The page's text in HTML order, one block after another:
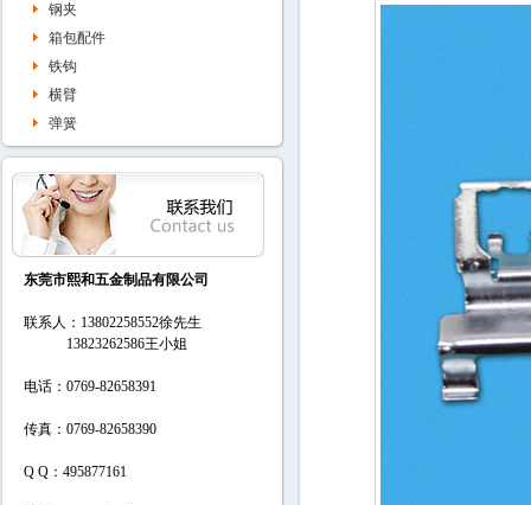
钢夹
箱包配件
铁钩
横臂
弹簧
东莞市熙和五金制品有限公司
联系人：13802258552徐先生
13823262586王小姐
电话：0769-82658391
传真：0769-82658390
Q Q：495877161